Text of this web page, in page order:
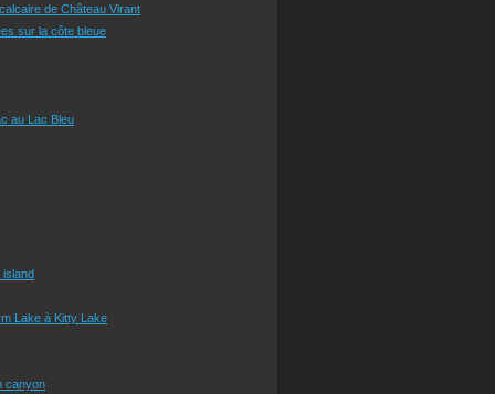
de Château Virant
sur la côte bleue
au Lac Bleu
island
Lake à Kitty Lake
canyon